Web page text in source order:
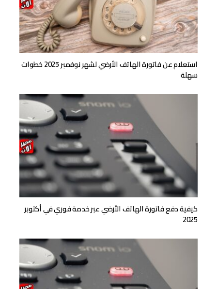
استعلام عن فاتورة الهاتف الأرضي لشهر نوفمبر 2025 خطوات
سهلة
كيفية دفع فاتورة الهاتف الأرضي عبر خدمة فوري في أكتوبر
2025